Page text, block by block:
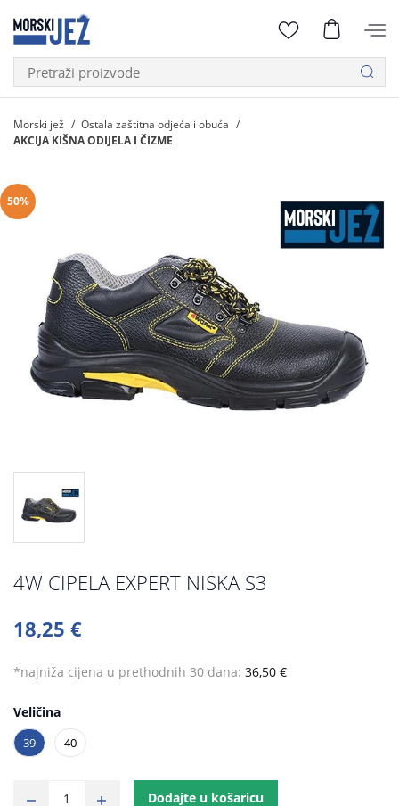
Morski jež Ostala zaštitna odjeća i obuća
AKCIJA KIŠNA ODIJELA I ČIZME
50%
4W CIPELA EXPERT NISKA S3
18,25 €
*najniža cijena u prethodnih 30 dana: 36,50 €
Veličina
39 40
Dodajte u košaricu